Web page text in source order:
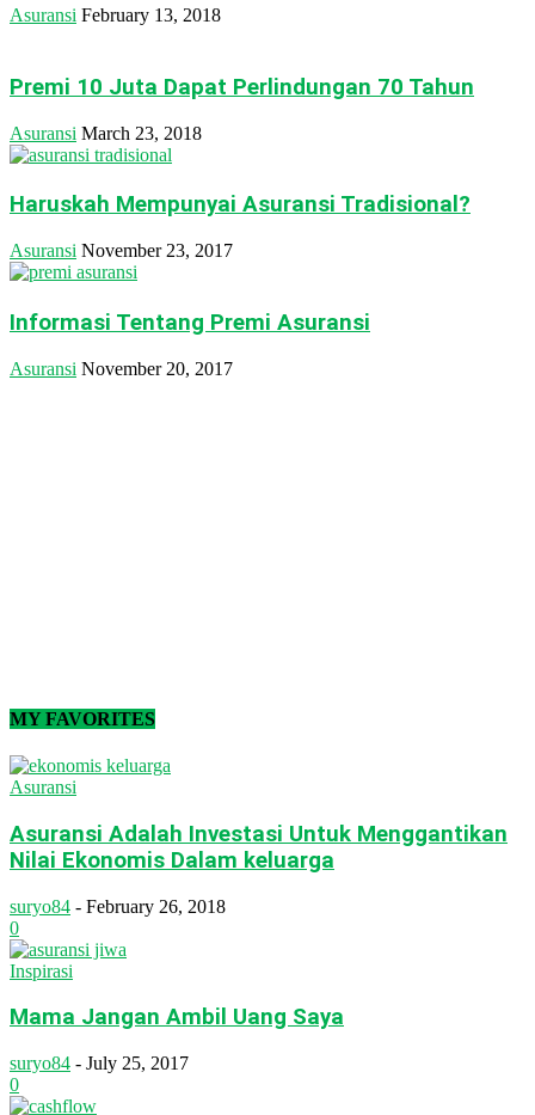
Asuransi February 13, 2018
Premi 10 Juta Dapat Perlindungan 70 Tahun
Asuransi March 23, 2018
Haruskah Mempunyai Asuransi Tradisional?
Asuransi November 23, 2017
Informasi Tentang Premi Asuransi
Asuransi November 20, 2017
MY FAVORITES
Asuransi
Asuransi Adalah Investasi Untuk Menggantikan
Nilai Ekonomis Dalam keluarga
suryo84 - February 26, 2018
0
Inspirasi
Mama Jangan Ambil Uang Saya
suryo84 - July 25, 2017
0